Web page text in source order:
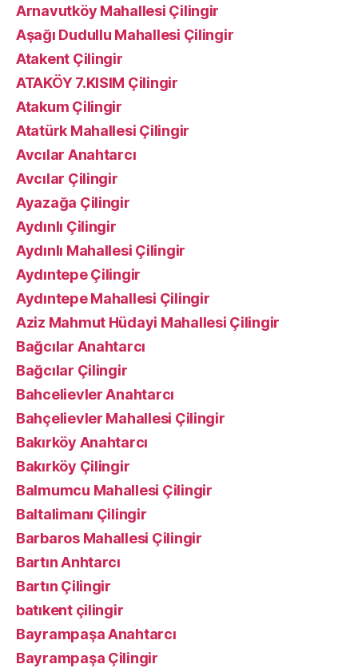
Arnavutköy Mahallesi Çilingir
Aşağı Dudullu Mahallesi Çilingir
Atakent Çilingir
ATAKÖY 7.KISIM Çilingir
Atakum Çilingir
Atatürk Mahallesi Çilingir
Avcılar Anahtarcı
Avcılar Çilingir
Ayazağa Çilingir
Aydınlı Çilingir
Aydınlı Mahallesi Çilingir
Aydıntepe Çilingir
Aydıntepe Mahallesi Çilingir
Aziz Mahmut Hüdayi Mahallesi Çilingir
Bağcılar Anahtarcı
Bağcılar Çilingir
Bahcelievler Anahtarcı
Bahçelievler Mahallesi Çilingir
Bakırköy Anahtarcı
Bakırköy Çilingir
Balmumcu Mahallesi Çilingir
Baltalimanı Çilingir
Barbaros Mahallesi Çilingir
Bartın Anhtarcı
Bartın Çilingir
batıkent çilingir
Bayrampaşa Anahtarcı
Bayrampaşa Çilingir